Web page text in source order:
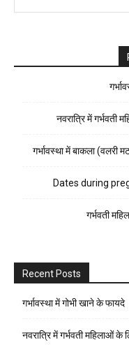
नवरात्रि में गर्भवती
गर्भावस्था में बाकला (वलरी
Dates during
गर्भवती
Recent Posts
गर्भावस्था में गोभी खाने के फायदे
नवरात्रि में गर्भवती महिलाओं के